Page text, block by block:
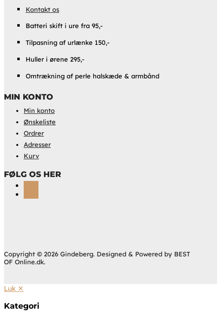
Kontakt os
Batteri skift i ure fra 95,-
Tilpasning af urlænke 150,-
Huller i ørene 295,-
Omtrækning af perle halskæde & armbånd
MIN KONTO
Min konto
Ønskeliste
Ordrer
Adresser
Kurv
FØLG OS HER
Copyright © 2026 Gindeberg. Designed & Powered by BEST
OF Online.dk.
Luk ✕
Kategori